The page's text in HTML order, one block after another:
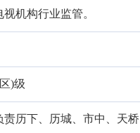
机构行业监管。
)级
历下、历城、市中、天